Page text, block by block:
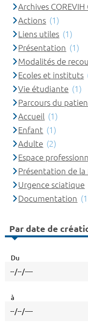
Archives
Actions (1)
Liens utiles (1)
Présentation (1)
Modalités de
Ecoles et instituts
Vie étudiante (1)
Parcours du
Accueil (1)
Enfant (1)
Adulte (2)
Espace
Présentation de
Urgence sciatique
Documentation
Par date de
Du
à